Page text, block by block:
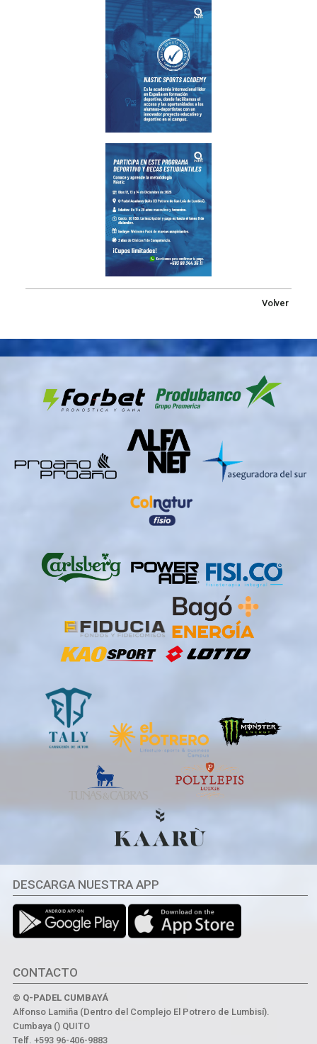
Volver
DESCARGA NUESTRA APP
CONTACTO
© Q-PADEL CUMBAYÁ
Alfonso Lamiña (Dentro del Complejo El Potrero de Lumbisí).
Cumbaya () QUITO
Telf. +593 96-406-9883